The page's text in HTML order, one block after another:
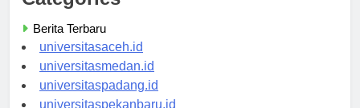
Categories
Berita Terbaru
universitasaceh.id
universitasmedan.id
universitaspadang.id